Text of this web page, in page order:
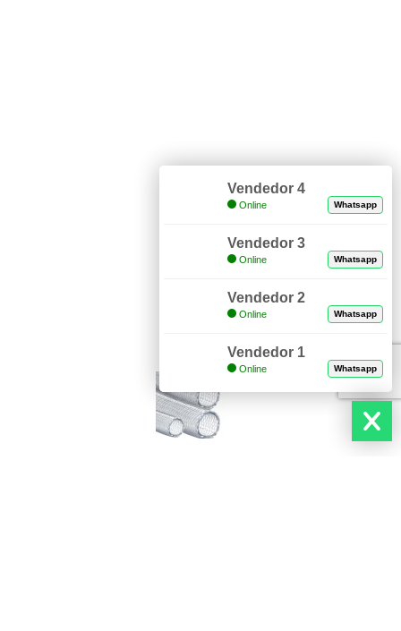
Vendedor 4
Online Whatsapp
Vendedor 3
Online Whatsapp
Vendedor 2
Online Whatsapp
Vendedor 1
Online Whatsapp